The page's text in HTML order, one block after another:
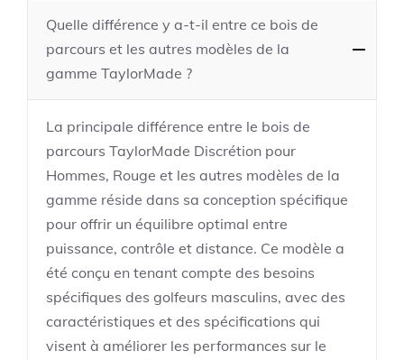
Quelle différence y a-t-il entre ce bois de
parcours et les autres modèles de la
gamme TaylorMade ?
La principale différence entre le bois de
parcours TaylorMade Discrétion pour
Hommes, Rouge et les autres modèles de la
gamme réside dans sa conception spécifique
pour offrir un équilibre optimal entre
puissance, contrôle et distance. Ce modèle a
été conçu en tenant compte des besoins
spécifiques des golfeurs masculins, avec des
caractéristiques et des spécifications qui
visent à améliorer les performances sur le